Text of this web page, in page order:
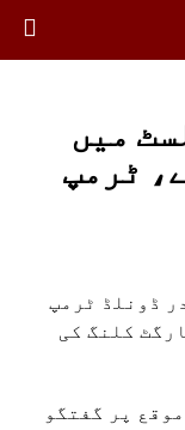
میں
ٹرمپ
ڈونلڈ ٹرمپ
کلنگ کی
پر گفتگو